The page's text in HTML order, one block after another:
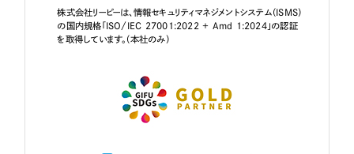
株式会社リーピーは、情報セキュリティマネジメントシステム（ISMS）
の国内規格「ISO/IEC 27001:2022 + Amd 1:2024」の認証
を取得しています。（本社のみ）